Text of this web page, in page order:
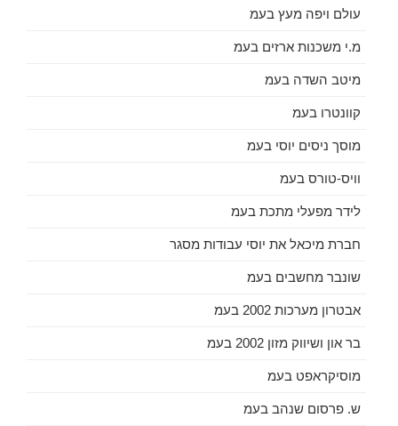
עולם ויפה מעץ בעמ
מ.י משכנות ארזים בעמ
מיטב השדה בעמ
קוונטרו בעמ
מוסך ניסים יוסי בעמ
וויס-טורס בעמ
לידר מפעלי מתכת בעמ
חברת מיכאל את יוסי עבודות מסגר
שונבר מחשבים בעמ
אבטרון מערכות 2002 בעמ
בר און ושיווק מזון 2002 בעמ
מוסיקראפט בעמ
ש. פרסום שנהב בעמ